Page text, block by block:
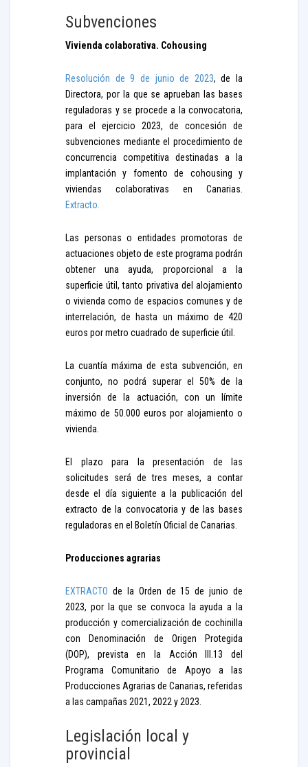
Subvenciones
Vivienda colaborativa. Cohousing
Resolución de 9 de junio de 2023, de la
Directora, por la que se aprueban las bases
reguladoras y se procede a la convocatoria,
para el ejercicio 2023, de concesión de
subvenciones mediante el procedimiento de
concurrencia competitiva destinadas a la
implantación y fomento de cohousing y
viviendas colaborativas en Canarias.
Extracto.
Las personas o entidades promotoras de
actuaciones objeto de este programa podrán
obtener una ayuda, proporcional a la
superficie útil, tanto privativa del alojamiento
o vivienda como de espacios comunes y de
interrelación, de hasta un máximo de 420
euros por metro cuadrado de superficie útil.
La cuantía máxima de esta subvención, en
conjunto, no podrá superar el 50% de la
inversión de la actuación, con un límite
máximo de 50.000 euros por alojamiento o
vivienda.
El plazo para la presentación de las
solicitudes será de tres meses, a contar
desde el día siguiente a la publicación del
extracto de la convocatoria y de las bases
reguladoras en el Boletín Oficial de Canarias.
Producciones agrarias
EXTRACTO de la Orden de 15 de junio de
2023, por la que se convoca la ayuda a la
producción y comercialización de cochinilla
con Denominación de Origen Protegida
(DOP), prevista en la Acción III.13 del
Programa Comunitario de Apoyo a las
Producciones Agrarias de Canarias, referidas
a las campañas 2021, 2022 y 2023.
Legislación local y
provincial